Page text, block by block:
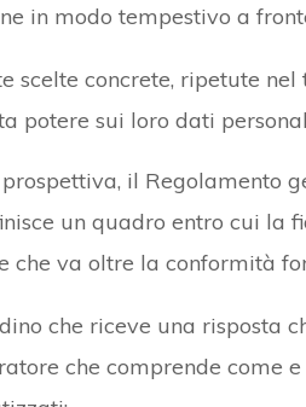
in modo tempestivo a
scelte concrete, ripetute
potere sui loro dati
il Regolamento
un quadro entro cui la
che va oltre la conformità
che riceve una risposta
che comprende come